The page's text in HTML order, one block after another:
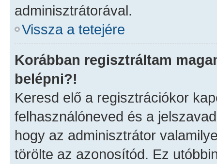
adminisztrátorával.
Vissza a tetejére
Korábban regisztráltam
belépni?!
Keresd elő a regisztrációkor
felhasználóneved és a
hogy az adminisztrátor
törölte az azonosítód. Ez